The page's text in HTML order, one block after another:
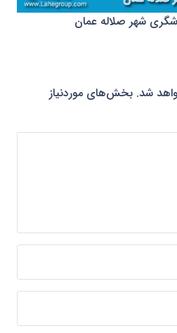
شهر صلاله عمان
شد. بخش‌های موردنیاز